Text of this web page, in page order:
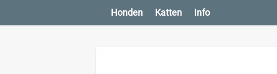
Honden Katten Info